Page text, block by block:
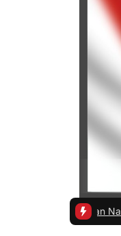
Nama Kota di